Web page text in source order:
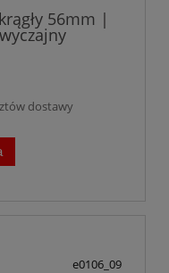
56mm |
dostawy
e0106_09